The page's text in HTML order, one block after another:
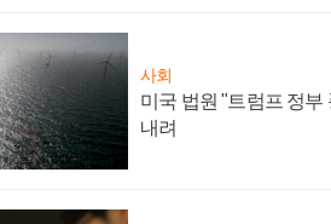
사회
미국 법원 "트럼프 정부
내려